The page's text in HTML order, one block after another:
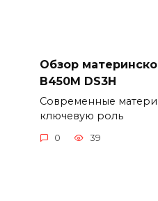
Обзор
B450M DS3H
Современные
ключевую роль
0 39